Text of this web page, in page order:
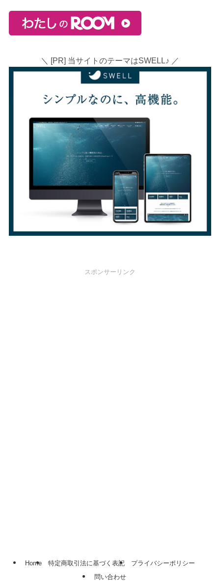
＼ [PR] 当サイトのテーマはSWELL♪ ／
スポンサーリンク
Home 特定商取引法に基づく表記
プライバシーポリシー
問い合わせ